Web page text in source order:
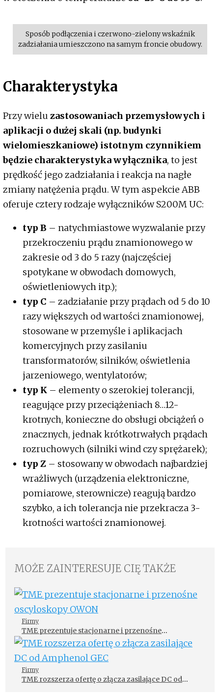
Sposób podłączenia i czerwono-zielony wskaźnik
zadziałania umieszczono na samym froncie obudowy.
Charakterystyka
Przy wielu zastosowaniach przemysłowych i
aplikacji o dużej skali (np. budynki
wielomieszkaniowe) istotnym czynnikiem
będzie charakterystyka wyłącznika, to jest
prędkość jego zadziałania i reakcja na nagłe
zmiany natężenia prądu. W tym aspekcie ABB
oferuje cztery rodzaje wyłączników S200M UC:
typ B – natychmiastowe wyzwalanie przy
przekroczeniu prądu znamionowego w
zakresie od 3 do 5 razy (najczęściej
spotykane w obwodach domowych,
oświetleniowych itp.);
typ C – zadziałanie przy prądach od 5 do 10
razy większych od wartości znamionowej,
stosowane w przemyśle i aplikacjach
komercyjnych przy zasilaniu
transformatorów, silników, oświetlenia
jarzeniowego, wentylatorów;
typ K – elementy o szerokiej tolerancji,
reagujące przy przeciążeniach 8…12-
krotnych, konieczne do obsługi obciążeń o
znacznych, jednak krótkotrwałych prądach
rozruchowych (silniki wind czy sprężarek);
typ Z – stosowany w obwodach najbardziej
wrażliwych (urządzenia elektroniczne,
pomiarowe, sterownicze) reagują bardzo
szybko, a ich tolerancja nie przekracza 3-
krotności wartości znamionowej.
MOŻE ZAINTERESUJE CIĘ TAKŻE
Firmy
TME prezentuje stacjonarne i przenośne
oscyloskopy OWON
Firmy
TME rozszerza ofertę o złącza zasilające DC od